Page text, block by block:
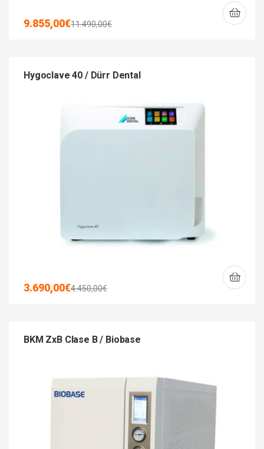
11.490,00€
9.855,00€
Hygoclave 40 / Dürr Dental
4.450,00€
3.690,00€
BKM ZxB Clase B / Biobase